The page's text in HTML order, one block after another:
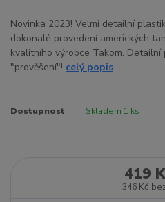
Novinka 2023! Velmi detailní
dokonalé provedení amerických
kvalitního výrobce Takom.
"prověšení"! celý popis
Dostupnost Skladem 1 ks
419
346 Kč